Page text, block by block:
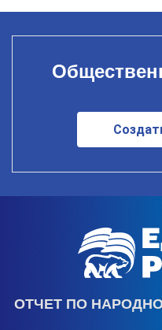
ОТЧЕТ ПО